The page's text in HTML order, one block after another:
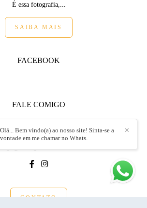
É essa fotografia,...
SAIBA MAIS
FACEBOOK
FALE COMIGO
Enviar mensagem
CONTATO
✕
Olá... Bem vindo(a) ao nosso site! Sinta-se a
vontade em me chamar no Whats.